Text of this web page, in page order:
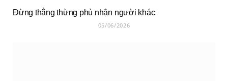
Đừng thẳng thừng phủ nhận người khác
05/06/2026